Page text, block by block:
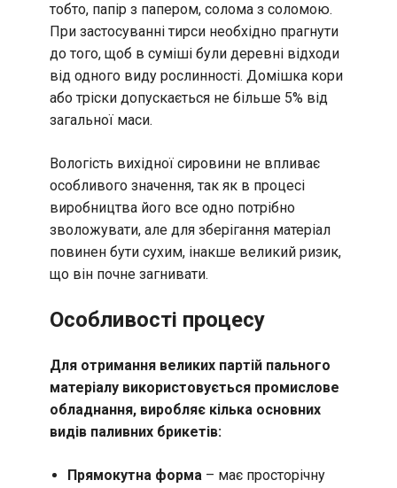
тобто, папір з папером, солома з соломою.
При застосуванні тирси необхідно прагнути
до того, щоб в суміші були деревні відходи
від одного виду рослинності. Домішка кори
або тріски допускається не більше 5% від
загальної маси.
Вологість вихідної сировини не впливає
особливого значення, так як в процесі
виробництва його все одно потрібно
зволожувати, але для зберігання матеріал
повинен бути сухим, інакше великий ризик,
що він почне загнивати.
Особливості процесу
Для отримання великих партій пального
матеріалу використовується промислове
обладнання, виробляє кілька основних
видів паливних брикетів:
Прямокутна форма – має просторічну